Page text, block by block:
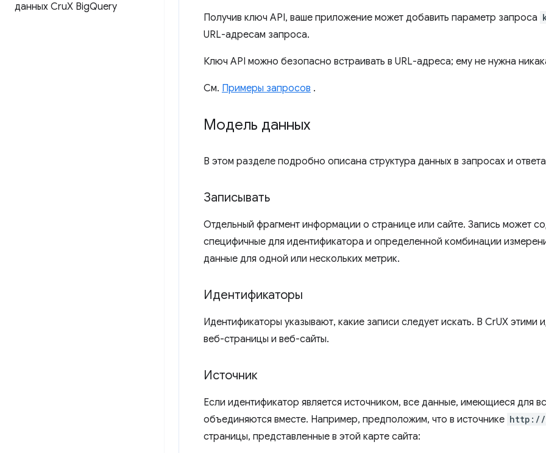
данных CruX BigQuery
Получив ключ API, ваше приложение может добавить параметр запроса
URL-адресам запроса.
Ключ API можно безопасно встраивать в URL-адреса; ему не нужна
См. Примеры запросов .
Модель данных
В этом разделе подробно описана структура данных в запросах и
Записывать
Отдельный фрагмент информации о странице или сайте. Запись может
специфичные для идентификатора и определенной комбинации
данные для одной или нескольких метрик.
Идентификаторы
Идентификаторы указывают, какие записи следует искать. В CrUX этими
веб-страницы и веб-сайты.
Источник
Если идентификатор является источником, все данные, имеющиеся для
объединяются вместе. Например, предположим, что в источнике http://
страницы, представленные в этой карте сайта: